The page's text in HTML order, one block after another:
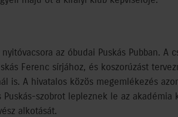
az óbudai Puskás Pubban. A
Ferenc sírjához, és koszorúzást
is. A hivatalos közös megemlékezés
szobrot lepleznek le az akadémia
alkotását.